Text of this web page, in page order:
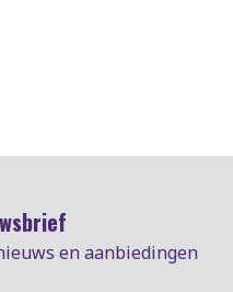
en aanbiedingen